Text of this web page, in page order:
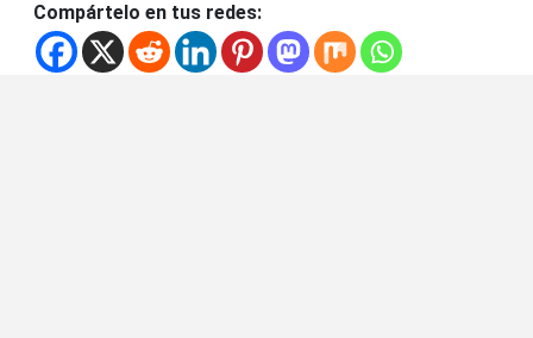
Compártelo en tus redes: